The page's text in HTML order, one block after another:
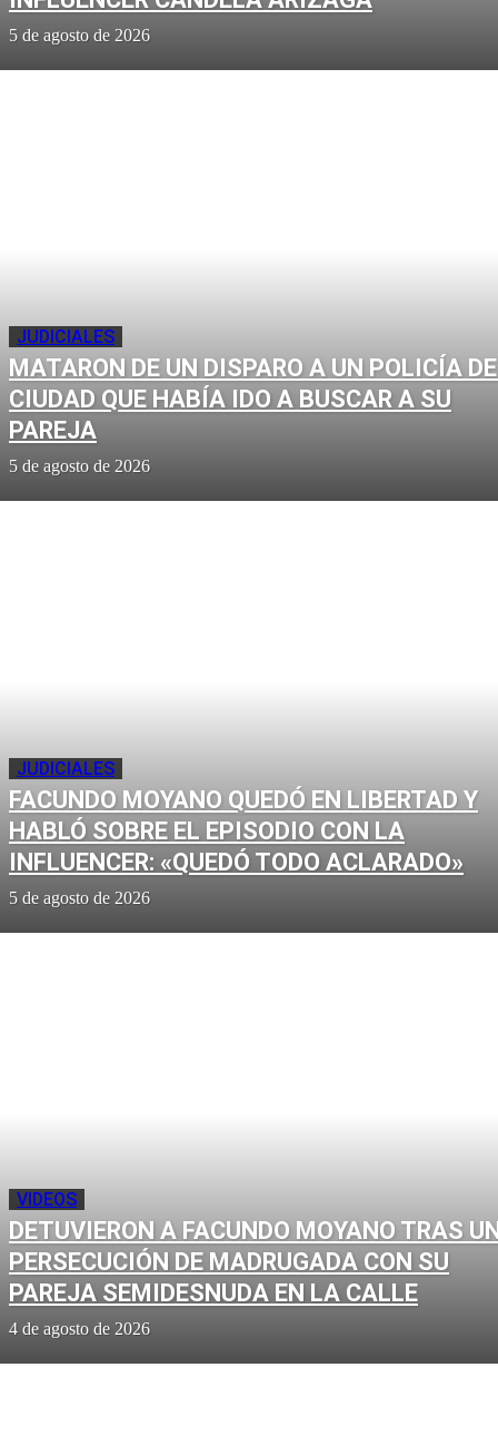
5 de agosto de 2026
JUDICIALES
MATARON DE UN DISPARO A UN POLICÍA
CIUDAD QUE HABÍA IDO A BUSCAR A SU
PAREJA
5 de agosto de 2026
JUDICIALES
FACUNDO MOYANO QUEDÓ EN LIBERTAD Y
HABLÓ SOBRE EL EPISODIO CON LA
INFLUENCER: «QUEDÓ TODO ACLARADO»
5 de agosto de 2026
VIDEOS
DETUVIERON A FACUNDO MOYANO TRAS
PERSECUCIÓN DE MADRUGADA CON SU
PAREJA SEMIDESNUDA EN LA CALLE
4 de agosto de 2026